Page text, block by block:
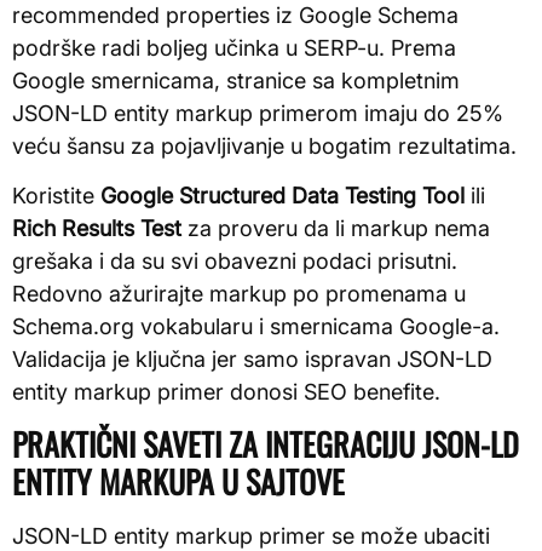
recommended properties iz Google Schema
podrške radi boljeg učinka u SERP-u. Prema
Google smernicama, stranice sa kompletnim
JSON-LD entity markup primerom imaju do 25%
veću šansu za pojavljivanje u bogatim rezultatima.
Koristite Google Structured Data Testing Tool ili
Rich Results Test za proveru da li markup nema
grešaka i da su svi obavezni podaci prisutni.
Redovno ažurirajte markup po promenama u
Schema.org vokabularu i smernicama Google-a.
Validacija je ključna jer samo ispravan JSON-LD
entity markup primer donosi SEO benefite.
PRAKTIČNI SAVETI ZA INTEGRACIJU JSON-LD
ENTITY MARKUPA U SAJTOVE
JSON-LD entity markup primer se može ubaciti